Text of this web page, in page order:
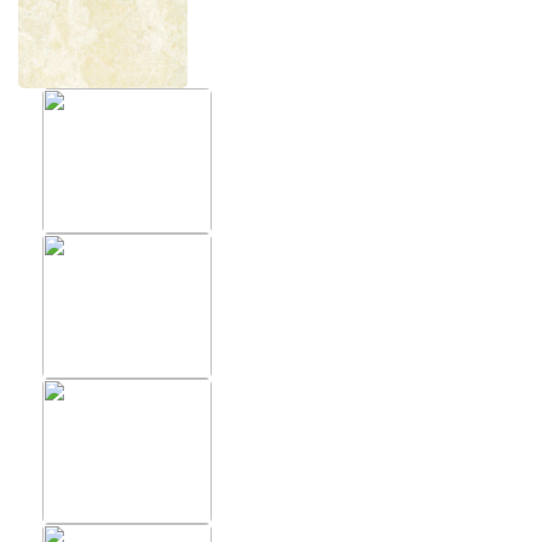
ХИТЫ
Фотообои в скандинавском
Фотообои супергерои